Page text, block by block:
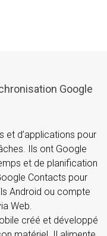
Google
et d’applications pour
Ils ont Google
et de planification
Contacts pour
Android ou compte
Web.
créé et développé